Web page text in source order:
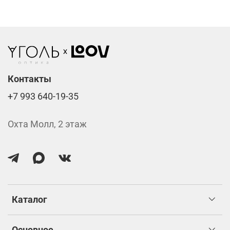
Каталог
Контакты
+7 993 640-19-35
Охта Молл, 2 этаж